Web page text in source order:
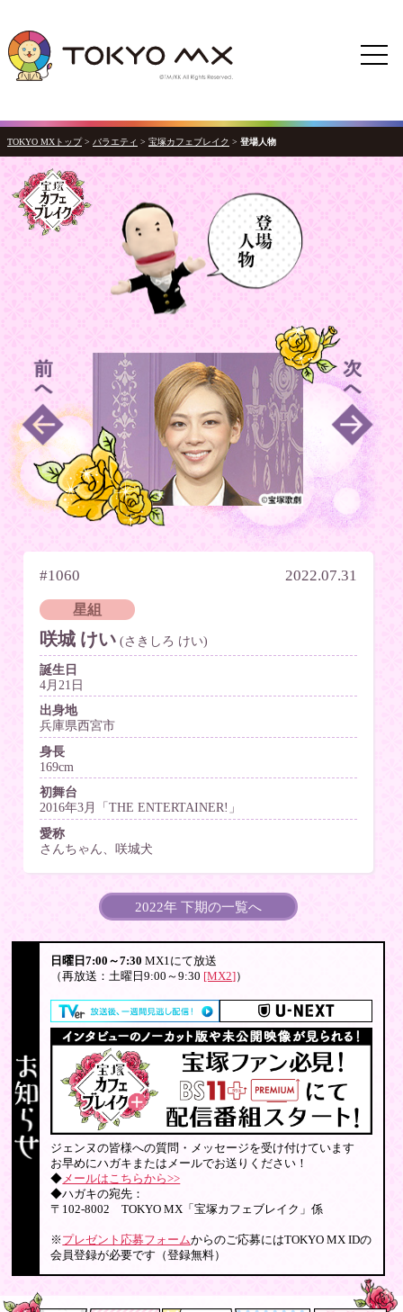
TOKYO MXトップ> バラエティ > 宝塚カフェブレイク > 登場人物
#1060 2022.07.31
星組
咲城 けい (さきしろ けい)
誕生日
4月21日
出身地
兵庫県西宮市
身長
169cm
初舞台
2016年3月「THE ENTERTAINER!」
愛称
さんちゃん、咲城犬
2022年 下期の一覧へ
日曜日7:00～7:30 MX1にて放送
（再放送：土曜日9:00～9:30 [MX2]）
ジェンヌの皆様への質問・メッセージを受け付けています
お早めにハガキまたはメールでお送りください！
◆ メールはこちらから>>
◆ハガキの宛先：
〒102-8002 TOKYO MX「宝塚カフェブレイク」係
※ プレゼント応募フォームからのご応募にはTOKYO MX IDの
会員登録が必要です（登録無料）